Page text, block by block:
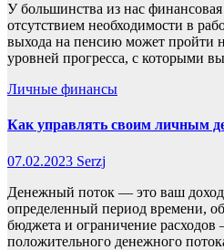
У большинства из нас финансовая
отсутствием необходимости в
выхода на пенсию может пройти
уровней прогресса, с которыми
Личные финансы
Как управлять своим личным
07.02.2023 Serzj
Денежный поток — это ваш доход
определенный период времени,
бюджета и ограничение
положительного денежного